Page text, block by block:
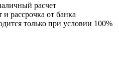
расчет
рассрочка от банка
только при условии 100%